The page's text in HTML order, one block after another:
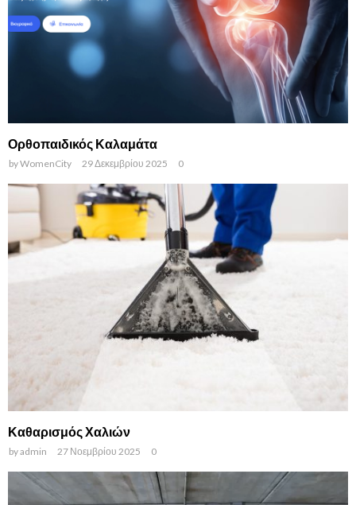
Ορθοπαιδικός Καλαμάτα
byWomenCity 29 Δεκεμβρίου 2025 0
Καθαρισμός Χαλιών
byadmin 27 Νοεμβρίου 2025 0